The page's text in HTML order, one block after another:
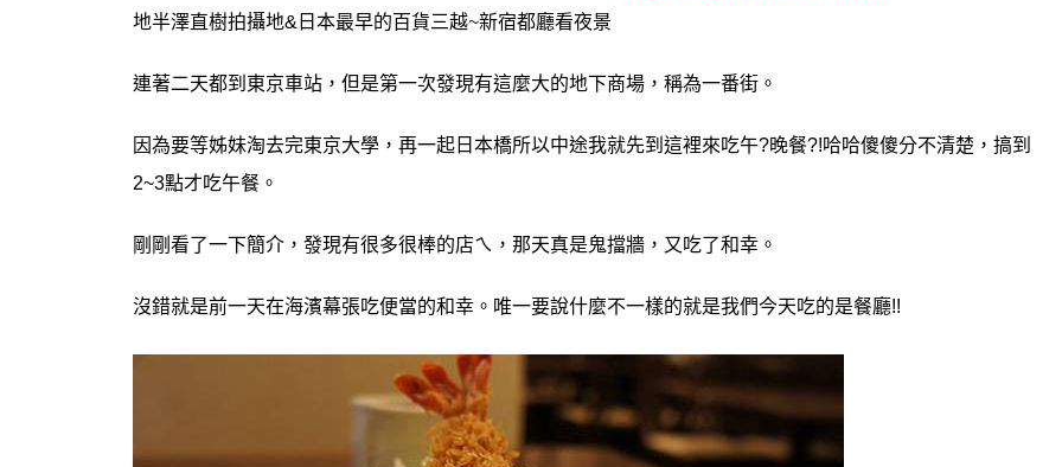
地半澤直樹拍攝地&日本最早的百貨三越~新宿都廳看夜景
連著二天都到東京車站，但是第一次發現有這麼大的地下商場，稱為一番街。
因為要等姊妹淘去完東京大學，再一起日本橋所以中途我就先到這裡來吃午?晚餐?!哈哈傻傻分不清楚，搞到
2~3點才吃午餐。
剛剛看了一下簡介，發現有很多很棒的店ㄟ，那天真是鬼擋牆，又吃了和幸。
沒錯就是前一天在海濱幕張吃便當的和幸。唯一要說什麼不一樣的就是我們今天吃的是餐廳!!